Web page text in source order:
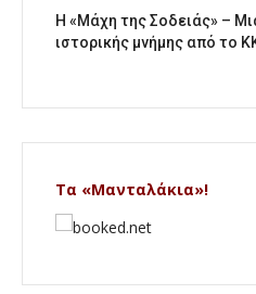
Η «Μάχη της Σοδειάς» –
ιστορικής μνήμης από το
Τα «Μανταλάκια»!